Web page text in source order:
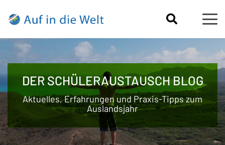
DER SCHÜLERAUSTAUSCH BLOG
Aktuelles, Erfahrungen und Praxis-Tipps zum
Auslandsjahr